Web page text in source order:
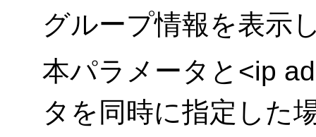
グループ情報を表示
本パラメータと<ip
タを同時に指定した